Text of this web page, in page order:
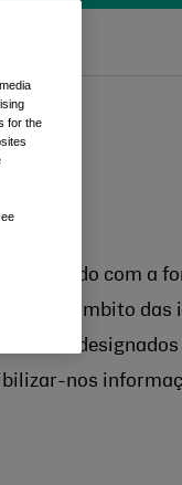
com a
no âmbito das
designados
nos
for the